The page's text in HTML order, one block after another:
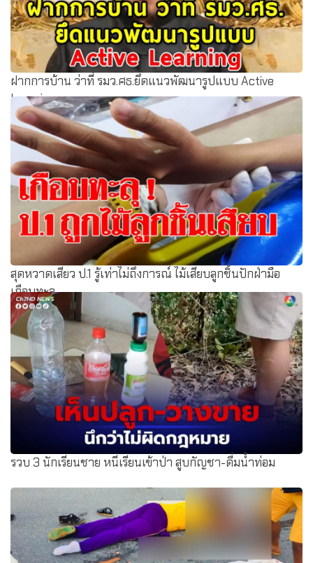
ฝากการบ้าน ว่าที่ รมว.ศธ.ยึดแนวพัฒนารูปแบบ Active
Learning
สุดหวาดเสียว ป.1 รู้เท่าไม่ถึงการณ์ ไม้เสียบลูกชิ้นปักฝ่ามือ
เกือบทะลุ
รวบ 3 นักเรียนชาย หนีเรียนเข้าป่า สูบกัญชา-ดื่มน้ำท่อม